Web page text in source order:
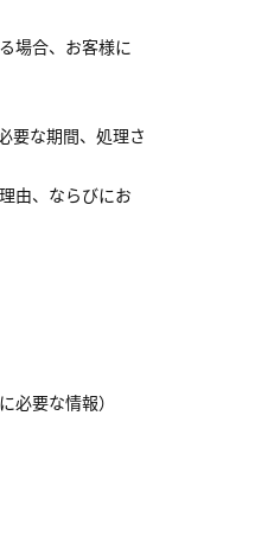
場合、お客様に
要な期間、処理さ
由、ならびにお
要な情報）